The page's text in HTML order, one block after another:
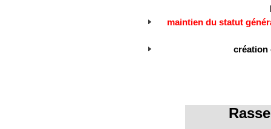
maintien du statut
création